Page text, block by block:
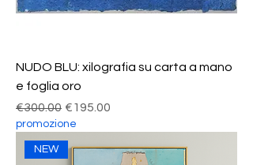
NUDO BLU: xilografia su carta a mano
e foglia oro
Regular Price
€300.00 Sale Price
€195.00
promozione
NEW